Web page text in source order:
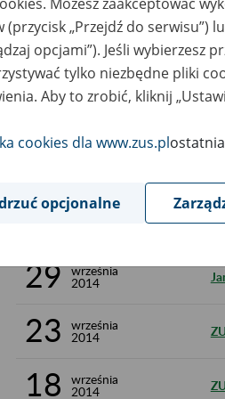
2014
20
października
2014
7
października
30
29 września
2014
23
września
2014
18
września
2014
(przycisk „Przejdź do serwisu”)
opcjami”). Jeśli wybierzesz
tylko niezbędne pliki
Aby to zrobić, kliknij
cookies dla www.zus.pl
opcjonalne